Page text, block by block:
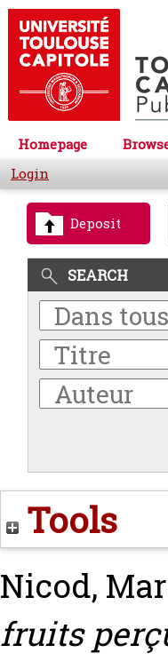
Homepage
Login
Deposit
SEARCH
Tools
Nicod,
fruits